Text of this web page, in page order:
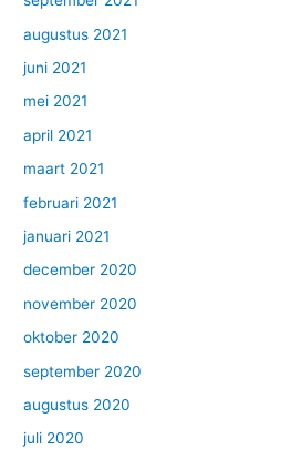
augustus 2021
juni 2021
mei 2021
april 2021
maart 2021
februari 2021
januari 2021
december 2020
november 2020
oktober 2020
september 2020
augustus 2020
juli 2020